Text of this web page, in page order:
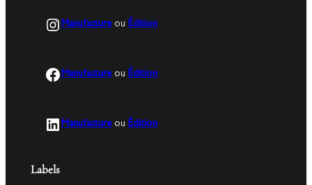
Instagram
Manufactureou Édition
Facebook
Manufactureou Édition
LinkedIn
Manufactureou Édition
Labels